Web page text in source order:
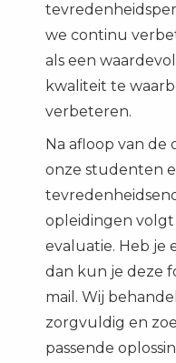
we continu
als een
kwaliteit te
verbeteren.
Na afloop van de
onze studenten
opleidingen volgt
evaluatie. Heb je
dan kun je deze
mail. Wij
zorgvuldig en
passende